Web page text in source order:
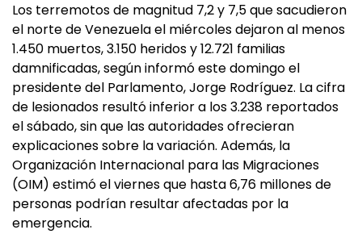
Los terremotos de magnitud 7,2 y 7,5 que sacudieron
el norte de Venezuela el miércoles dejaron al menos
1.450 muertos, 3.150 heridos y 12.721 familias
damnificadas, según informó este domingo el
presidente del Parlamento, Jorge Rodríguez. La cifra
de lesionados resultó inferior a los 3.238 reportados
el sábado, sin que las autoridades ofrecieran
explicaciones sobre la variación. Además, la
Organización Internacional para las Migraciones
(OIM) estimó el viernes que hasta 6,76 millones de
personas podrían resultar afectadas por la
emergencia.